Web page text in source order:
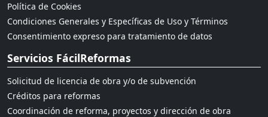
Política de Cookies
Condiciones Generales y Específicas de Uso y Términos
Consentimiento expreso para tratamiento de datos
Servicios FácilReformas
Solicitud de licencia de obra y/o de subvención
Créditos para reformas
Coordinación de reforma, proyectos y dirección de obra